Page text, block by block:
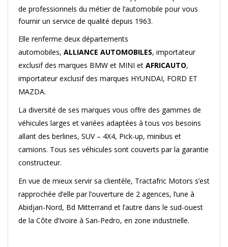
de professionnels du métier de l’automobile pour vous
fournir un service de qualité depuis 1963.
Elle renferme deux départements
automobiles, ALLIANCE AUTOMOBILES, importateur
exclusif des marques BMW et MINI et AFRICAUTO,
importateur exclusif des marques HYUNDAI, FORD ET
MAZDA.
La diversité de ses marques vous offre des gammes de
véhicules larges et variées adaptées à tous vos besoins
allant des berlines, SUV – 4X4, Pick-up, minibus et
camions. Tous ses véhicules sont couverts par la garantie
constructeur.
En vue de mieux servir sa clientèle, Tractafric Motors s’est
rapprochée d’elle par l’ouverture de 2 agences, l’une à
Abidjan-Nord, Bd Mitterrand et l’autre dans le sud-ouest
de la Côte d’Ivoire à San-Pedro, en zone industrielle.